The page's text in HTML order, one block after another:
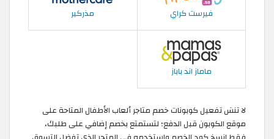
فيرست كراي مذركير
ماماز اند باباز
لا تنسَ تفعيل كوبونات خصم متاجر ألعاب الأطفال المتاحة على
موقع الكوبون قبل الدفع؛ لتستمتع بخصم إضافي على طلبك،